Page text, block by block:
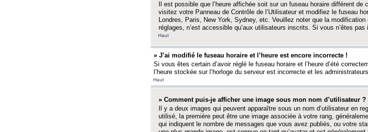
Il est possible que l’heure affichée soit sur un fuseau horaire différent
visitez votre Panneau de Contrôle de l’Utilisateur et modifiez le fuseau
Londres, Paris, New York, Sydney, etc. Veuillez noter que la
réglages, n’est accessible qu’aux utilisateurs inscrits. Si vous n’êtes
Haut
» J’ai modifié le fuseau horaire et l’heure est encore incorrecte !
Si vous êtes certain d’avoir réglé le fuseau horaire et l’heure d’été
l’heure stockée sur l’horloge du serveur est incorrecte et les
Haut
» Comment puis-je afficher une image sous mon nom d’utilisateur ?
Il y a deux images qui peuvent apparaître sous un nom d’utilisateur en
utilisé, la première peut être une image associée à votre rang,
qui indiquent le nombre de messages que vous avez publiés, ou votre